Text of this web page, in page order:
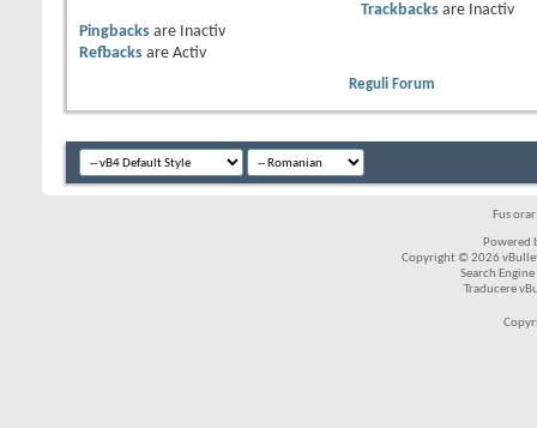
Trackbacksare
Inactiv
Pingbacks are
Inactiv
Refbacks are Activ
Reguli Forum
Fus
Powered
Copyright © 2026
Search
Traducere